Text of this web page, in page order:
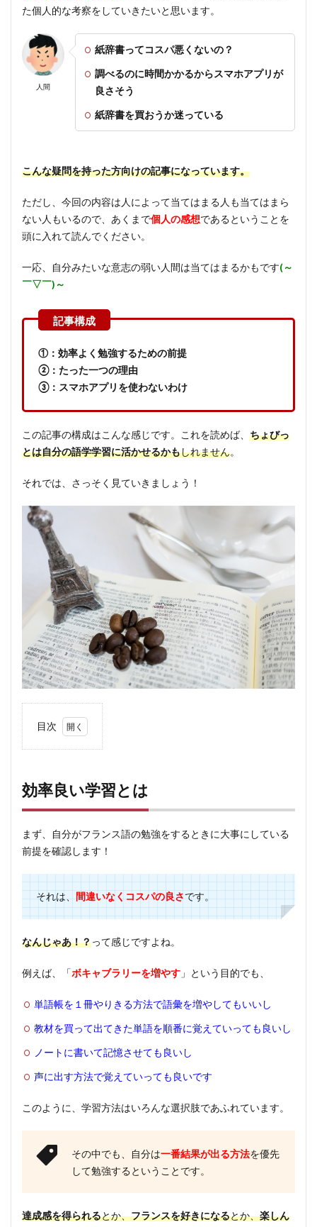
た個人的な考察をしていきたいと思います。
人間
紙辞書ってコスパ悪くないの？
調べるのに時間かかるからスマホアプリが
良さそう
紙辞書を買おうか迷っている
こんな疑問を持った方向けの記事になっています。
ただし、今回の内容は人によって当てはまる人も当てはまら
ない人もいるので、あくまで個人の感想であるということを
頭に入れて読んでください。
一応、自分みたいな意志の弱い人間は当てはまるかもです(～
￣▽￣)～
①：効率よく勉強するための前提
②：たった一つの理由
③：スマホアプリを使わないわけ
この記事の構成はこんな感じです。これを読めば、 ちょびっ
とは自分の語学学習に活かせるかもしれません。
それでは、さっそく見ていきましょう！
目次
学習
1.1
アプ
紙辞
書
2
人間
辞書
い
2.1
スマ
隠す
効率良い学習とは
まず、自分がフランス語の勉強をするときに大事にしている
前提を確認します！
それは、間違いなくコスパの良さです。
なんじゃあ！？って感じですよね。
例えば、「ボキャブラリーを増やす 」という目的でも、
単語帳を１冊やりきる方法で語彙を増やしてもいいし
教材を買って出てきた単語を順番に覚えていっても良いし
ノートに書いて記憶させても良いし
声に出す方法で覚えていっても良いです
このように、学習方法はいろんな選択肢であふれています。
その中でも、自分は一番結果が出る方法を優先
して勉強するということです。
達成感を得られるとか、フランスを好きになるとか、楽しん